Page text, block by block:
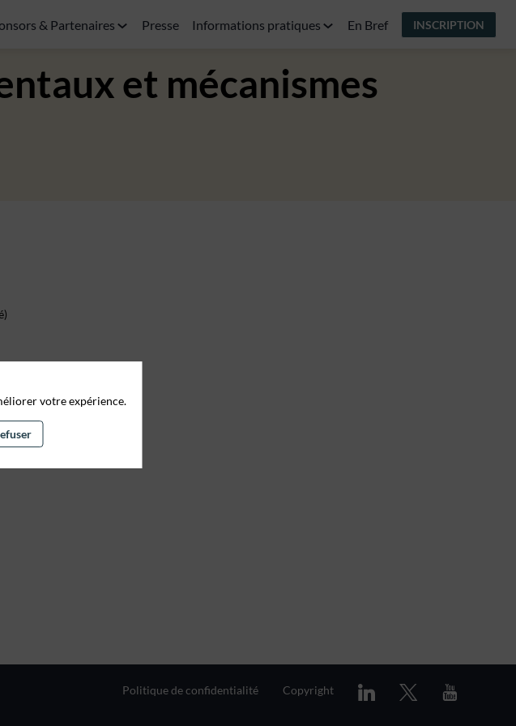
& Partenaires Presse Informations pratiques En Bref INSCRIPTION
et mécanismes
Politique de confidentialité Copyright
votre expérience.